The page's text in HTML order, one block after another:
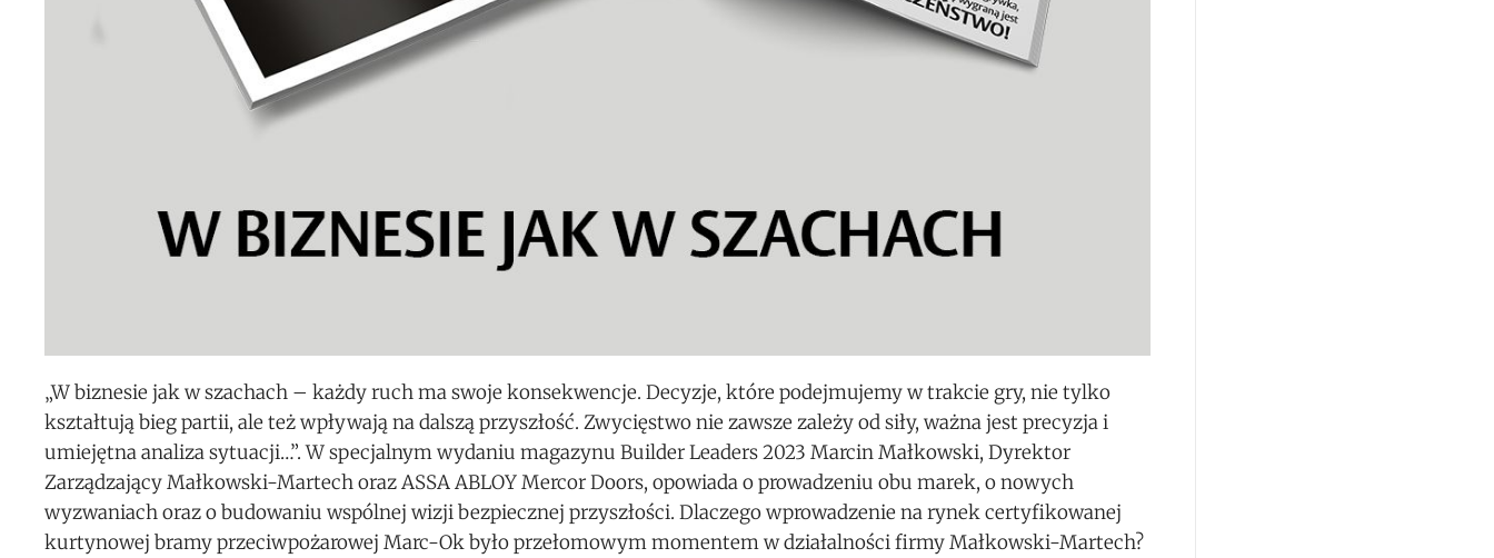
„W biznesie jak w szachach – każdy ruch ma swoje konsekwencje. Decyzje, które podejmujemy w trakcie gry, nie tylko
kształtują bieg partii, ale też wpływają na dalszą przyszłość. Zwycięstwo nie zawsze zależy od siły, ważna jest precyzja i
umiejętna analiza sytuacji…”. W specjalnym wydaniu magazynu Builder Leaders 2023 Marcin Małkowski, Dyrektor
Zarządzający Małkowski-Martech oraz ASSA ABLOY Mercor Doors, opowiada o prowadzeniu obu marek, o nowych
wyzwaniach oraz o budowaniu wspólnej wizji bezpiecznej przyszłości. Dlaczego wprowadzenie na rynek certyfikowanej
kurtynowej bramy przeciwpożarowej Marc-Ok było przełomowym momentem w działalności firmy Małkowski-Martech?